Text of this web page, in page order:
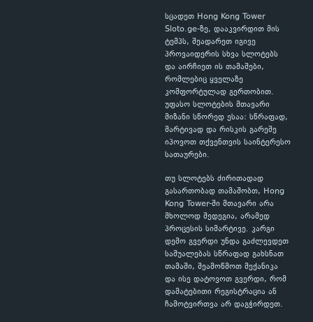
სცადეთ Hong Kong Tower
Sloto.ge-ზე, დააკვირდით მის
ტემპს, შეადარეთ იგივე
პროვაიდერის სხვა სლოტებს
და აირჩიეთ ის თამაშები,
რომლებიც ყველაზე
კომფორტულად გერთობით.
უფასო სლოტების მთავარი
მიზანი სწორედ ესაა: სწრაფად,
მარტივად და რისკის გარეშე
იპოვოთ თქვენთვის საინტერესო
სათაურები.
თუ სლოტებს ძირითადად
გასართობად თამაშობთ, Hong
Kong Tower-ში მთავარი არა
მხოლოდ შედეგია, არამედ
პროცესის სიმარტივე. კარგი
დემო გვერდი უნდა გაძლევდეთ
საშუალებას სწრაფად გახსნათ
თამაში, შეამოწმოთ მექანიკა
და ისე დატოვოთ გვერდი, რომ
დამატებითი რეგისტრაცია ან
ჩამოტვირთვა არ დაგჭირდეთ.